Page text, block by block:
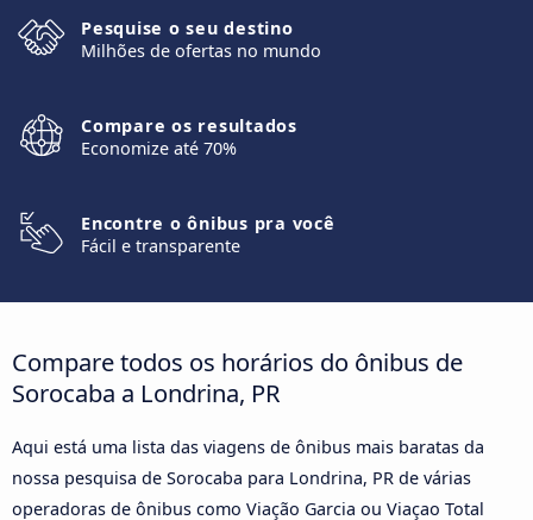
Pesquise o seu destino
Milhões de ofertas no mundo
Compare os resultados
Economize até 70%
Encontre o ônibus pra você
Fácil e transparente
Compare todos os horários do ônibus de
Sorocaba a Londrina, PR
Aqui está uma lista das viagens de ônibus mais baratas da
nossa pesquisa de Sorocaba para Londrina, PR de várias
operadoras de ônibus como Viação Garcia ou Viaçao Total